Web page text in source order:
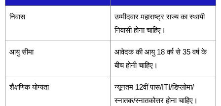
निवास
उम्मीदवार महाराष्ट्र राज्य का स्थायी
निवासी होना चाहिए।
आयु सीमा
आवेदक की आयु 18 वर्ष से 35 वर्ष के
बीच होनी चाहिए।
शैक्षणिक योग्यता
न्यूनतम 12वीं पास/ITI/डिप्लोमा/
स्नातक/स्नातकोत्तर होना चाहिए।